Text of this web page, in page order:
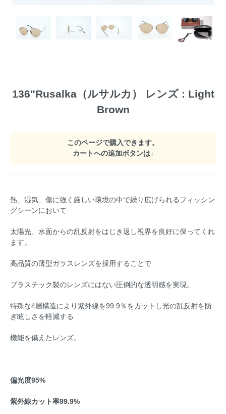
136"Rusalka（ルサルカ） レンズ : Light
Brown
このページで購入できます。
カートへの追加ボタンは↓
熱、湿気、傷に強く厳しい環境の中で繰り広げられるフィッシン
グシーンにおいて
太陽光、水面からの乱反射をはじき返し視界を良好に保ってくれ
ます。
高品質の薄型ガラスレンズを採用することで
プラスチック製のレンズにはない圧倒的な透明感を実現。
特殊な4層構造により紫外線を99.9％をカットし光の乱反射を防
ぎ眩しさを軽減する
機能を備えたレンズ。
偏光度95%
紫外線カット率99.9%